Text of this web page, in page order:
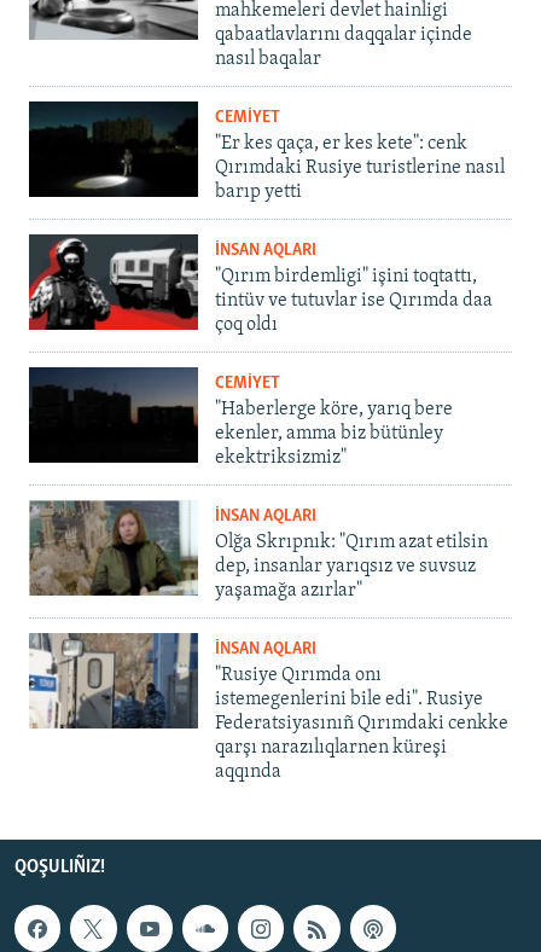
mahkemeleri devlet hainligi
qabaatlavlarını daqqalar içinde
nasıl baqalar
CEMİYET
"Er kes qaça, er kes kete": cenk
Qırımdaki Rusiye turistlerine nasıl
barıp yetti
İNSAN AQLARI
"Qırım birdemligi" işini toqtattı,
tintüv ve tutuvlar ise Qırımda daa
çoq oldı
CEMİYET
"Haberlerge köre, yarıq bere
ekenler, amma biz bütünley
ekektriksizmiz"
İNSAN AQLARI
Olğa Skrıpnık: "Qırım azat etilsin
dep, insanlar yarıqsız ve suvsuz
yaşamağa azırlar"
İNSAN AQLARI
"Rusiye Qırımda onı
istemegenlerini bile edi". Rusiye
Federatsiyasınıñ Qırımdaki cenkke
qarşı narazılıqlarnen küreşi
aqqında
QOŞULIÑIZ!